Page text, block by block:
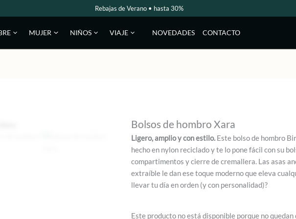
Rebajas de Verano • hasta 30%
MUJER NIÑOS VIAJE NOVEDADES CONTACTO
Bolsos de hombro Xara
Ligero, amplio y con estilo. Este bolso de hombro
hecho en nylon reciclado y te lo pone fácil con su
compartimentos y cierre de cremallera. Las asas
extraíble le dan ese toque moderno que eleva
llevar tu día en orden (y con personalidad)?
Este producto no está disponible porque no